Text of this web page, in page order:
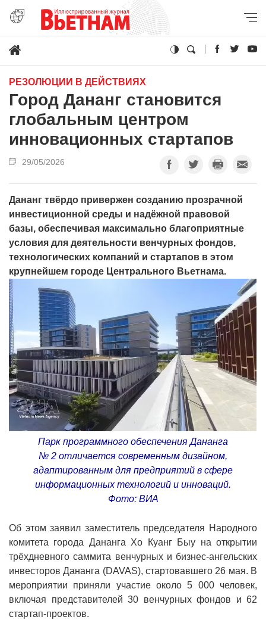
РЕЗОЛЮЦИИ В ДЕЙСТВИЯХ
Город Дананг становится
глобальным центром
инновационных стартапов
29/05/2026
Дананг твёрдо привержен созданию прозрачной
инвестиционной среды и надёжной правовой
базы, обеспечивая максимально благоприятные
условия для деятельности венчурных фондов,
технологических компаний и стартапов в этом
крупнейшем городе Центрального Вьетнама.
Парк программного обеспечения Дананга
№ 2 отличается современным дизайном,
адаптированным для предприятий в сфере
информационных технологий и инноваций.
Фото: ВИА
Об этом заявил заместитель председателя Народного
комитета города Дананга Хо Куанг Быу на открытии
трёхдневного саммита венчурных и бизнес-ангельских
инвесторов Дананга (DAVAS), стартовавшего 26 мая. В
мероприятии приняли участие около 5 000 человек,
включая представителей 30 венчурных фондов и 62
стартап-проектов.